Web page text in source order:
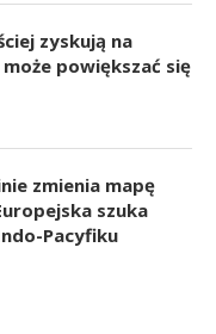
zyskują na
powiększać się
zmienia mapę
szuka
Pacyfiku